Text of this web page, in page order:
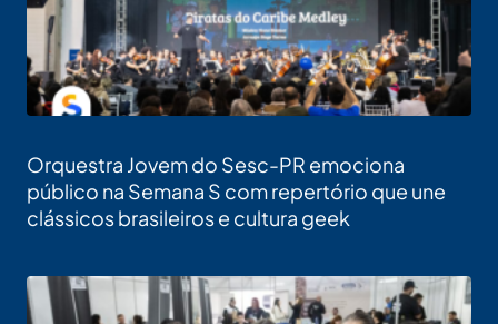
Orquestra Jovem do Sesc-PR emociona
público na Semana S com repertório que une
clássicos brasileiros e cultura geek